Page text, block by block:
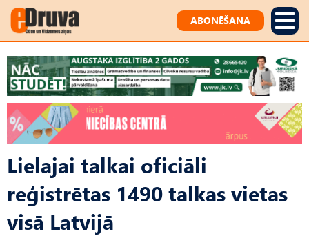
ABONĒŠANA
Lielajai talkai oficiāli
reģistrētas 1490 talkas vietas
visā Latvijā